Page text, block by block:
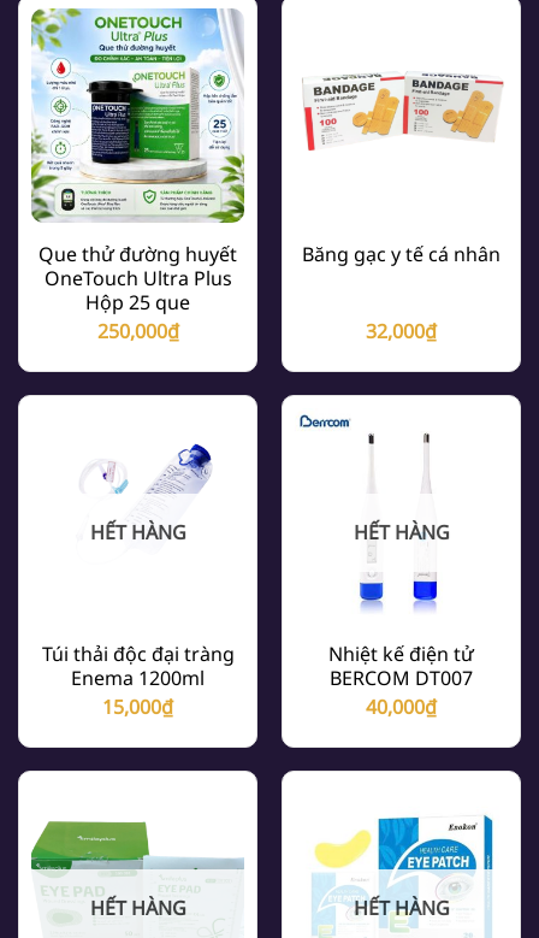
Que thử đường huyết
OneTouch Ultra Plus
Hộp 25 que
250,000₫
Băng gạc y tế cá nhân
32,000₫
HẾT HÀNG
Túi thải độc đại tràng
Enema 1200ml
15,000₫
HẾT HÀNG
Nhiệt kế điện tử
BERCOM DT007
40,000₫
HẾT HÀNG HẾT HÀNG